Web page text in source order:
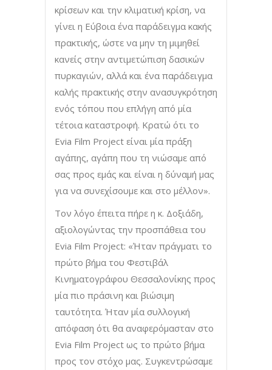
κρίσεων και την κλιματική κρίση, να
γίνει η Εύβοια ένα παράδειγμα κακής
πρακτικής, ώστε να μην τη μιμηθεί
κανείς στην αντιμετώπιση δασικών
πυρκαγιών, αλλά και ένα παράδειγμα
καλής πρακτικής στην ανασυγκρότηση
ενός τόπου που επλήγη από μία
τέτοια καταστροφή. Κρατώ ότι το
Evia Film Project είναι μία πράξη
αγάπης, αγάπη που τη νιώσαμε από
σας προς εμάς και είναι η δύναμή μας
για να συνεχίσουμε και στο μέλλον».
Τον λόγο έπειτα πήρε η κ. Δοξιάδη,
αξιολογώντας την προσπάθεια του
Evia Film Project: «Ήταν πράγματι το
πρώτο βήμα του Φεστιβάλ
Κινηματογράφου Θεσσαλονίκης προς
μία πιο πράσινη και βιώσιμη
ταυτότητα. Ήταν μία συλλογική
απόφαση ότι θα αναφερόμασταν στο
Evia Film Project ως το πρώτο βήμα
προς τον στόχο μας. Συγκεντρώσαμε